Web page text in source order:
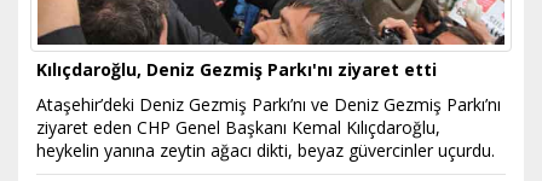
Kılıçdaroğlu, Deniz Gezmiş Parkı'nı ziyaret etti
Ataşehir’deki Deniz Gezmiş Parkı’nı ve Deniz Gezmiş Parkı’nı
ziyaret eden CHP Genel Başkanı Kemal Kılıçdaroğlu,
heykelin yanına zeytin ağacı dikti, beyaz güvercinler uçurdu.